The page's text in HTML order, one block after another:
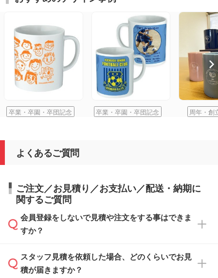
卒業・卒園・卒団記念 卒業・卒園・卒団記念 周年・創
よくあるご質問
ご注文／お見積り／お支払い／配送・納期に
関するご質問
会員登録をしないで見積や注文をする事はできま
すか？
可能です。見積・注文フォームにて『ゲストの
まま進む』ボタンからお進みのうえ、ご依頼く
スタッフ見積を依頼した場合、どのくらいでお見
積が届きますか？